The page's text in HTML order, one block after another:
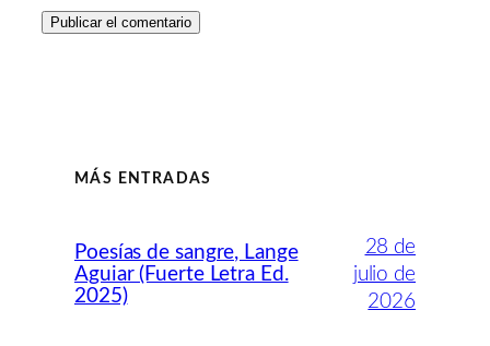
MÁS ENTRADAS
Poesías de sangre, Lange
Aguiar (Fuerte Letra Ed.
2025)
28 de
julio de
2026